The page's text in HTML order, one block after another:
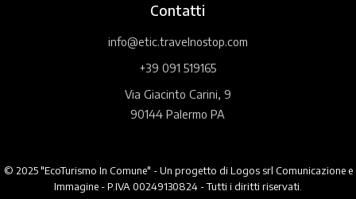
Contatti
info@etic.travelnostop.com
+39 091 519165
Via Giacinto Carini, 9
90144 Palermo PA
© 2025 "EcoTurismo In Comune" - Un progetto di Logos srl Comunicazione e
Immagine - P.IVA 00249130824 - Tutti i diritti riservati.